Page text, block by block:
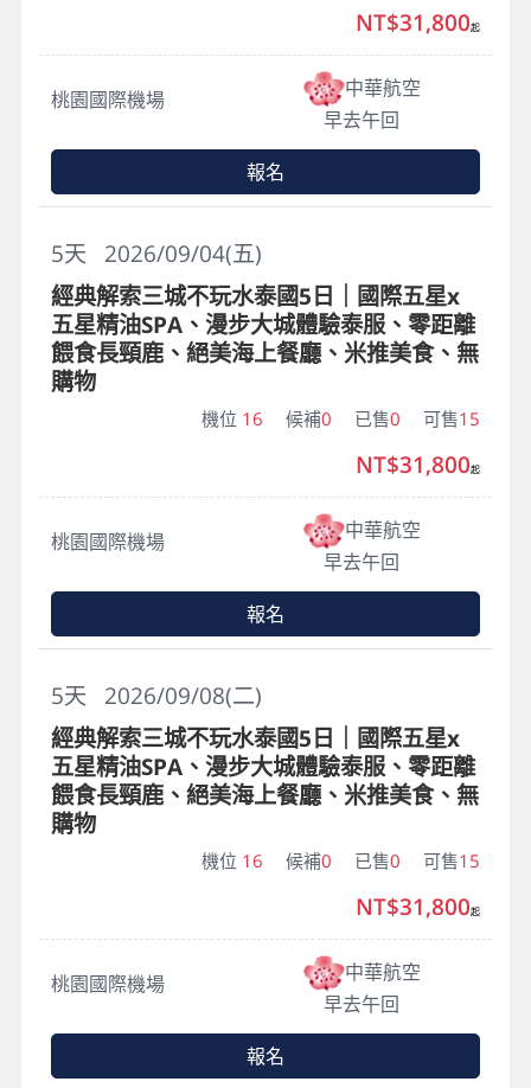
桃園國際機場
中華航空
早去午回
NT$31,800起
報名
2026/09/04(五)
5天
經典解索三城不玩水泰國5日｜國際五星x
五星精油SPA、漫步大城體驗泰服、零距離
餵食長頸鹿、絕美海上餐廳、米推美食、無
購物
機位 16 候補0 已售0 可售15
桃園國際機場
中華航空
早去午回
NT$31,800起
報名
2026/09/08(二)
5天
經典解索三城不玩水泰國5日｜國際五星x
五星精油SPA、漫步大城體驗泰服、零距離
餵食長頸鹿、絕美海上餐廳、米推美食、無
購物
機位 16 候補0 已售0 可售15
桃園國際機場
中華航空
早去午回
NT$31,800起
報名